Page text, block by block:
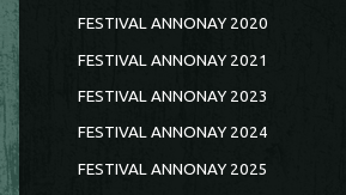
FESTIVAL ANNONAY 2020
FESTIVAL ANNONAY 2021
FESTIVAL ANNONAY 2023
FESTIVAL ANNONAY 2024
FESTIVAL ANNONAY 2025